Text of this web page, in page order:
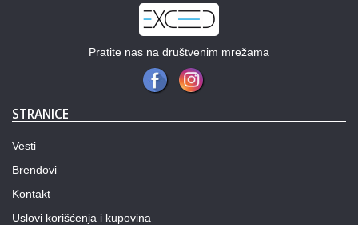
Pratite nas na društvenim mrežama
STRANICE
Vesti
Brendovi
Kontakt
Uslovi korišćenja i kupovina